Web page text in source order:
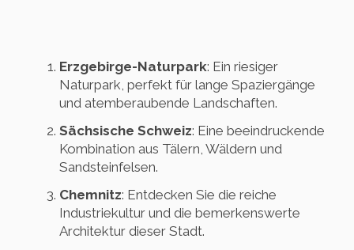
Erzgebirge-Naturpark: Ein riesiger
Naturpark, perfekt für lange Spaziergänge
und atemberaubende Landschaften.
Sächsische Schweiz: Eine beeindruckende
Kombination aus Tälern, Wäldern und
Sandsteinfelsen.
Chemnitz: Entdecken Sie die reiche
Industriekultur und die bemerkenswerte
Architektur dieser Stadt.